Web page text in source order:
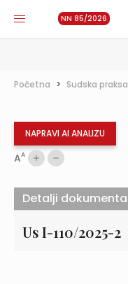
NN 85/2026
Početna > Sudska praksa
NAPRAVI AI ANALIZU
AA
Us I-110/2025-2
Detalji dokumenta